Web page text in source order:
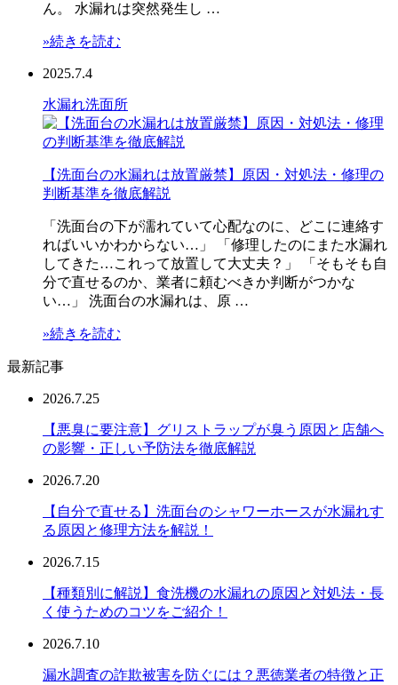
ん。 水漏れは突然発生し …
»続きを読む
2025.7.4
水漏れ洗面所
【洗面台の水漏れは放置厳禁】原因・対処法・修理の
判断基準を徹底解説
「洗面台の下が濡れていて心配なのに、どこに連絡す
ればいいかわからない…」 「修理したのにまた水漏れ
してきた…これって放置して大丈夫？」 「そもそも自
分で直せるのか、業者に頼むべきか判断がつかな
い…」 洗面台の水漏れは、原 …
»続きを読む
最新記事
2026.7.25
【悪臭に要注意】グリストラップが臭う原因と店舗へ
の影響・正しい予防法を徹底解説
2026.7.20
【自分で直せる】洗面台のシャワーホースが水漏れす
る原因と修理方法を解説！
2026.7.15
【種類別に解説】食洗機の水漏れの原因と対処法・長
く使うためのコツをご紹介！
2026.7.10
漏水調査の詐欺被害を防ぐには？悪徳業者の特徴と正